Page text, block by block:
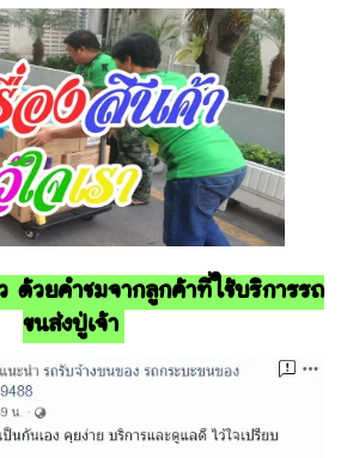
ด้วยคำชมจากลูกค้าที่ใช้บริการรถ
ขนส่งปู่เจ้า